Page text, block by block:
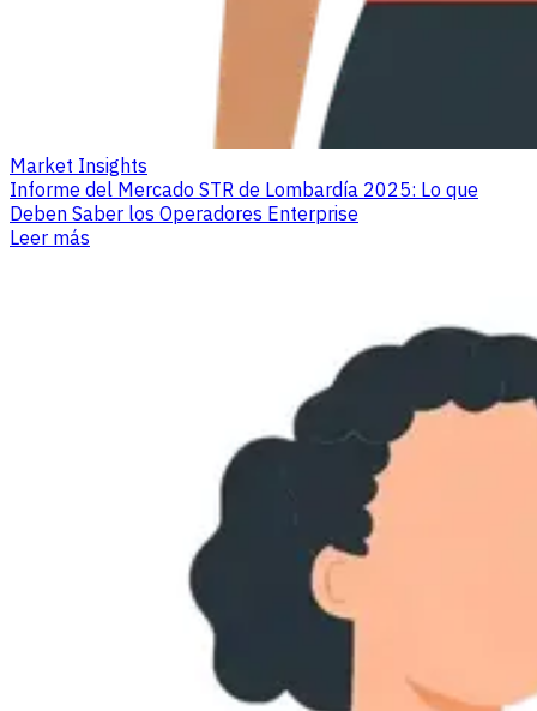
Market Insights
Informe del Mercado STR de Lombardía 2025: Lo que
Deben Saber los Operadores Enterprise
Leer más